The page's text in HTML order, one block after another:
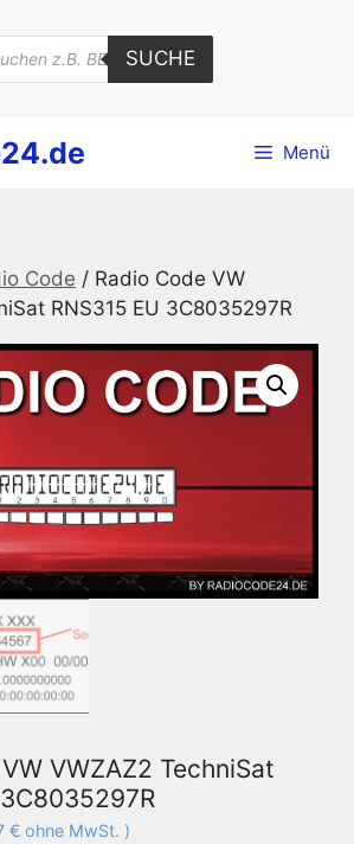
SUCHE
Menü
Code / Radio Code VW
RNS315 EU 3C8035297R
VWZAZ2 TechniSat
€ ohne MwSt. )